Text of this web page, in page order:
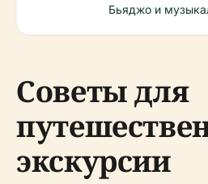
Бьяджо и
Советы для
экскурсии